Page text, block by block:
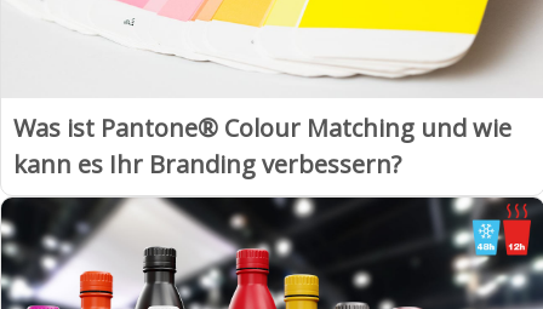
Was ist Pantone® Colour Matching und wie
kann es Ihr Branding verbessern?